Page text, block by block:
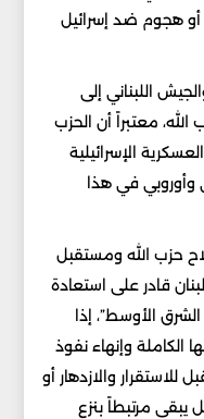
أو هجوم ضد إسرائيل
اللبناني إلى
معتبراً أن الحزب
الإسرائيلية
وأوروبي في هذا
حزب الله ومستقبل
قادر على استعادة
الأوسط”، إذا
الكاملة وإنهاء نفوذ
والازدهار أو
يبقى مرتبطاً بنزع